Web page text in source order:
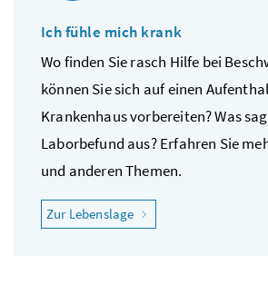
Ich fühle mich krank
Wo finden Sie rasch Hilfe bei
können Sie sich auf einen
Krankenhaus vorbereiten? Was
Laborbefund aus? Erfahren Sie
und anderen Themen.
Zur Lebenslage "Ich fühle mich krank"